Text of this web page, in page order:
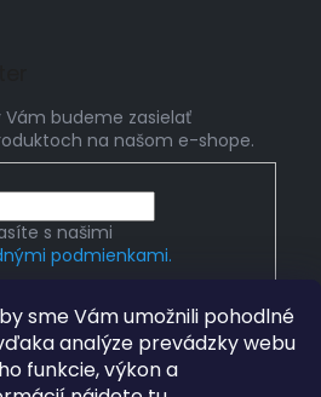
sme Vám umožnili pohodlné
analýze prevádzky webu
funkcie, výkon a
budeme zasielať
na našom e-shope.
s našimi
podmienkami.